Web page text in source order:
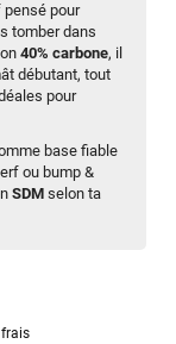
pour
tomber dans
40% carbone, il
débutant, tout
pour
base fiable
ou bump &
SDM selon ta